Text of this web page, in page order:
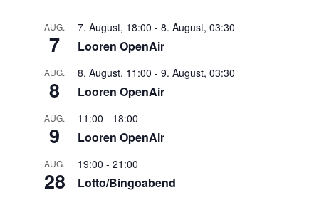
AUG.
7
7. August, 18:00 - 8. August, 03:30
Looren OpenAir
AUG.
8
8. August, 11:00 - 9. August, 03:30
Looren OpenAir
AUG.
9
11:00 - 18:00
Looren OpenAir
AUG.
28
19:00 - 21:00
Lotto/Bingoabend